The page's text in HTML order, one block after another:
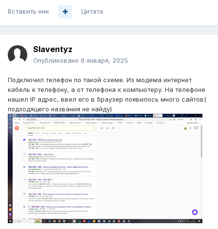
Вставить ник Цитата
Slaventyz
Опубликовано 6 января, 2025
Подключил телефон по такой схеме. Из модема интернет
кабель к телефону, а от телефона к компьютеру. На телефоне
нашел IP адрес, ввел его в браузер появилось много сайтов(
подходящего названия не найду)